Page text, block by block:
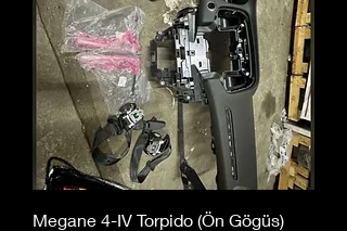
Megane 4-IV Torpido (Ön Gögüs)